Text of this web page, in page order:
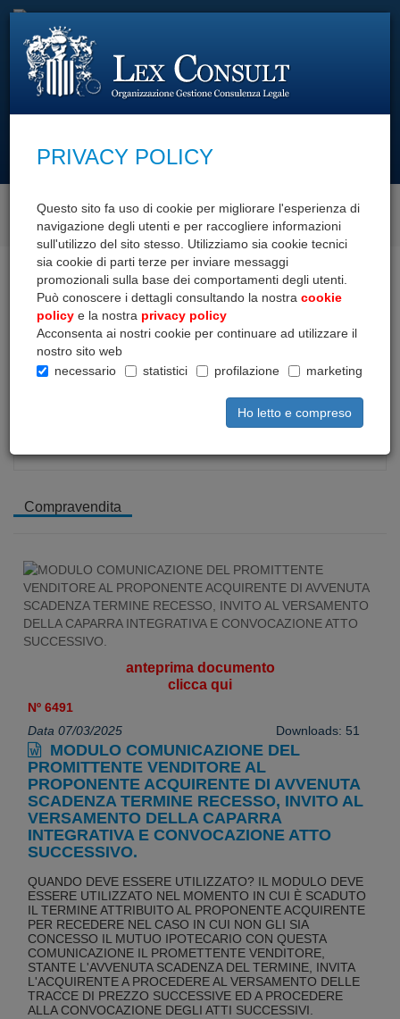
SCOPRI I NOSTRI SERVIZI
Home Documenti Compravendita Comunicazioni e diffide
COMPRAVENDITA
Allegati alla proposta
Atti e clausole varie
Compravendita
anteprima documento
clicca qui
Nº 6491
Data 07/03/2025
Downloads: 51
MODULO COMUNICAZIONE DEL
PROMITTENTE VENDITORE AL
PROPONENTE ACQUIRENTE DI AVVENUTA
SCADENZA TERMINE RECESSO, INVITO AL
VERSAMENTO DELLA CAPARRA
INTEGRATIVA E CONVOCAZIONE ATTO
SUCCESSIVO.
QUANDO DEVE ESSERE UTILIZZATO? IL MODULO DEVE
ESSERE UTILIZZATO NEL MOMENTO IN CUI È SCADUTO
IL TERMINE ATTRIBUITO AL PROPONENTE ACQUIRENTE
PER RECEDERE NEL CASO IN CUI NON GLI SIA
CONCESSO IL MUTUO IPOTECARIO CON QUESTA
COMUNICAZIONE IL PROMETTENTE VENDITORE,
STANTE L'AVVENUTA SCADENZA DEL TERMINE, INVITA
L'ACQUIRENTE A PROCEDERE AL VERSAMENTO DELLE
TRACCE DI PREZZO SUCCESSIVE ED A PROCEDERE
ALLA CONVOCAZIONE DEGLI ATTI SUCCESSIVI.
PRIVACY POLICY
Questo sito fa uso di cookie per migliorare l'esperienza di
navigazione degli utenti e per raccogliere informazioni
sull'utilizzo del sito stesso. Utilizziamo sia cookie tecnici
sia cookie di parti terze per inviare messaggi
promozionali sulla base dei comportamenti degli utenti.
Può conoscere i dettagli consultando la nostra cookie
policy e la nostra privacy policy
Acconsenta ai nostri cookie per continuare ad utilizzare il
nostro sito web
necessario
statistici profilazione marketing
Ho letto e compreso